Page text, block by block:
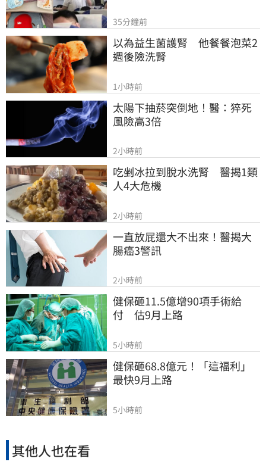
35分鐘前
以為益生菌護腎　他餐餐泡菜2
週後險洗腎
1小時前
太陽下抽菸突倒地！醫：猝死
風險高3倍
2小時前
吃剉冰拉到脫水洗腎　醫揭1類
人4大危機
2小時前
一直放屁還大不出來！醫揭大
腸癌3警訊
2小時前
健保砸11.5億增90項手術給
付　估9月上路
5小時前
健保砸68.8億元！「這福利」
最快9月上路
5小時前
其他人也在看